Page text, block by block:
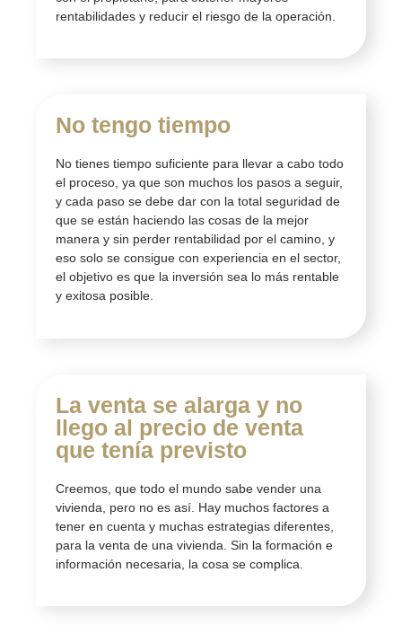
rentabilidades y reducir el riesgo de la operación.
No tengo tiempo
No tienes tiempo suficiente para llevar a cabo todo
el proceso, ya que son muchos los pasos a seguir,
y cada paso se debe dar con la total seguridad de
que se están haciendo las cosas de la mejor
manera y sin perder rentabilidad por el camino, y
eso solo se consigue con experiencia en el sector,
el objetivo es que la inversión sea lo más rentable
y exitosa posible.
La venta se alarga y no
llego al precio de venta
que tenía previsto
Creemos, que todo el mundo sabe vender una
vivienda, pero no es así. Hay muchos factores a
tener en cuenta y muchas estrategias diferentes,
para la venta de una vivienda. Sin la formación e
información necesaria, la cosa se complica.